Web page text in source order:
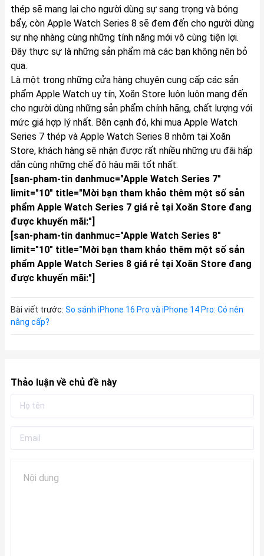
thép sẽ mang lại cho người dùng sự sang trọng và bóng
bẩy, còn Apple Watch Series 8 sẽ đem đến cho người dùng
sự nhẹ nhàng cùng những tính năng mới vô cùng tiện lợi.
Đây thực sự là những sản phẩm mà các bạn không nên bỏ
qua.
Là một trong những cửa hàng chuyên cung cấp các sản
phẩm Apple Watch uy tín, Xoăn Store luôn luôn mang đến
cho người dùng những sản phẩm chính hãng, chất lượng với
mức giá hợp lý nhất. Bên cạnh đó, khi mua Apple Watch
Series 7 thép và Apple Watch Series 8 nhôm tại Xoăn
Store, khách hàng sẽ nhận được rất nhiều những ưu đãi hấp
dẫn cùng những chế độ hậu mãi tốt nhất.
[san-pham-tin danhmuc="Apple Watch Series 7"
limit="10" title="Mời bạn tham khảo thêm một số sản
phẩm Apple Watch Series 7 giá rẻ tại Xoăn Store đang
được khuyến mãi:"]
[san-pham-tin danhmuc="Apple Watch Series 8"
limit="10" title="Mời bạn tham khảo thêm một số sản
phẩm Apple Watch Series 8 giá rẻ tại Xoăn Store đang
được khuyến mãi:"]
Bài viết trước: So sánh iPhone 16 Pro và iPhone 14 Pro: Có nên
nâng cấp?
Thảo luận về chủ đề này